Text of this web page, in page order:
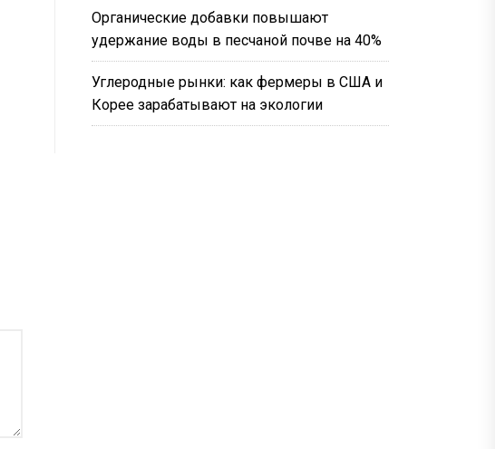
Органические добавки повышают
удержание воды в песчаной почве на 40%
Углеродные рынки: как фермеры в США и
Корее зарабатывают на экологии